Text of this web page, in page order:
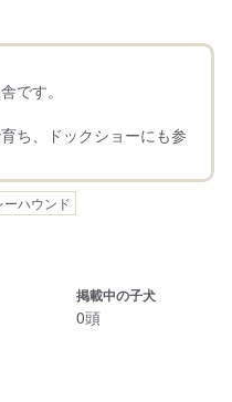
です。
ち、ドックショーにも参
ハウンド
掲載中の子犬
0頭